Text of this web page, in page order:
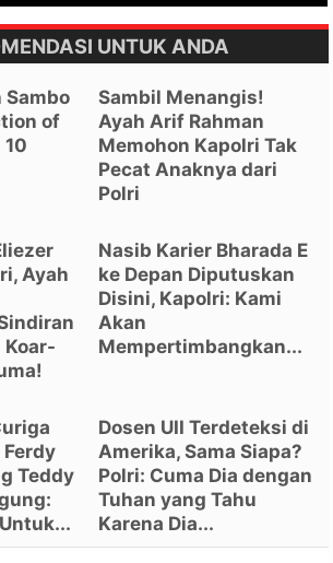
UNTUK ANDA
Sambo
of
Sambil Menangis!
Ayah Arif Rahman
Memohon Kapolri Tak
Pecat Anaknya dari
Polri
Ayah
Koar-
Nasib Karier Bharada E
ke Depan Diputuskan
Disini, Kapolri: Kami
Akan
Mempertimbangkan...
Ferdy
Teddy
Dosen UII Terdeteksi di
Amerika, Sama Siapa?
Polri: Cuma Dia dengan
Tuhan yang Tahu
Karena Dia...